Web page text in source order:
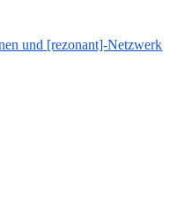
und [rezonant]-Netzwerk